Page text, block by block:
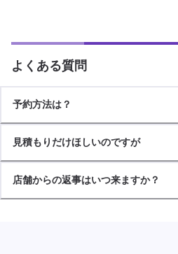
よくある質問
予約方法は？
見積もりだけほしいのですが
店舗からの返事はいつ来ますか？